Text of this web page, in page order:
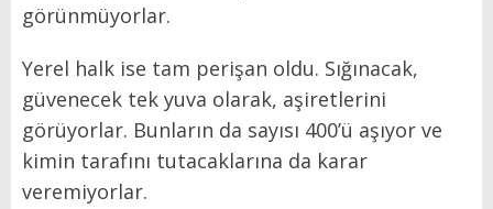
görünmüyorlar.
Yerel halk ise tam perişan oldu. Sığınacak,
güvenecek tek yuva olarak, aşiretlerini
görüyorlar. Bunların da sayısı 400’ü aşıyor ve
kimin tarafını tutacaklarına da karar
veremiyorlar.